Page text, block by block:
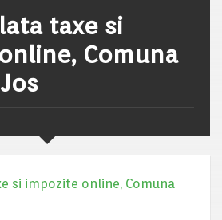
taxe si
Comuna
si impozite online, Comuna